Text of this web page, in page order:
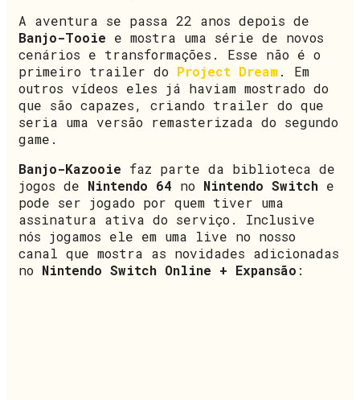
A aventura se passa 22 anos depois de
Banjo-Tooie e mostra uma série de novos
cenários e transformações. Esse não é o
primeiro trailer do Project Dream. Em
outros vídeos eles já haviam mostrado do
que são capazes, criando trailer do que
seria uma versão remasterizada do segundo
game.
Banjo-Kazooie faz parte da biblioteca de
jogos de Nintendo 64 no Nintendo Switch e
pode ser jogado por quem tiver uma
assinatura ativa do serviço. Inclusive
nós jogamos ele em uma live no nosso
canal que mostra as novidades adicionadas
no Nintendo Switch Online + Expansão :